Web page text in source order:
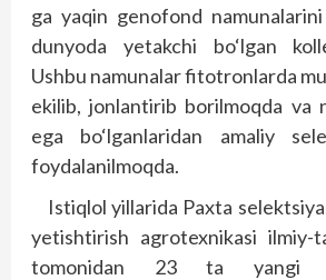
ga yaqin genofond namunalarini
dunyoda yetakchi bo‘lgan
Ushbu namunalar fitotronlarda
ekilib, jonlantirib borilmoqda va
ega bo‘lganlaridan amaliy
foydalanilmoqda.
Istiqlol yillarida Paxta
yetishtirish agrotexnikasi ilmiy-
tomonidan 23 ta yangi